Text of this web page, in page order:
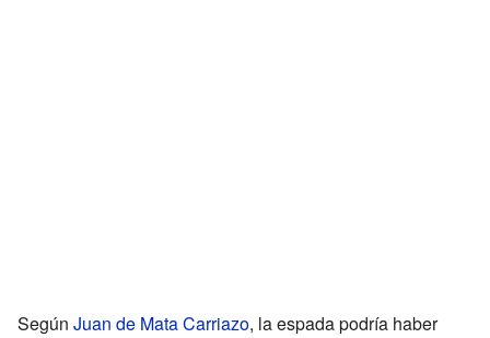
Según Juan de Mata Carriazo, la espada podría haber